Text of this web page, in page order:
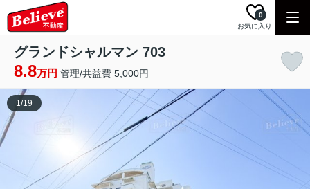
お気に入り
0
グランドシャルマン 703
8.8万円 管理/共益費 5,000円
1/19